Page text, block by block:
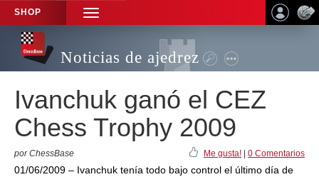
SHOP
TOGGLE
NAVIGATION
Noticias de ajedrez
Ivanchuk ganó el CEZ
Chess Trophy 2009
por ChessBase Me gusta! 0 Comentarios
01/06/2009 – Ivanchuk tenía todo bajo control el último día de